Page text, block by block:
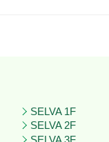
SELVA 1F
SELVA 2F
SELVA 3F